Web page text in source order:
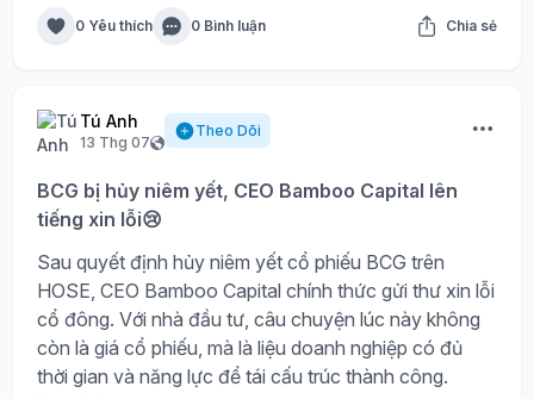
0 Yêu thích 0 Bình luận Chia sẻ
Tú Anh
13 Thg 07
Theo Dõi
BCG bị hủy niêm yết, CEO Bamboo Capital lên
tiếng xin lỗi😢
Sau quyết định hủy niêm yết cổ phiếu BCG trên
HOSE, CEO Bamboo Capital chính thức gửi thư xin lỗi
cổ đông. Với nhà đầu tư, câu chuyện lúc này không
còn là giá cổ phiếu, mà là liệu doanh nghiệp có đủ
thời gian và năng lực để tái cấu trúc thành công.